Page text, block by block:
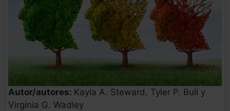
Autor/autores: Kayla A. Steward, Tyler P. Bull y
Virginia G. Wadley